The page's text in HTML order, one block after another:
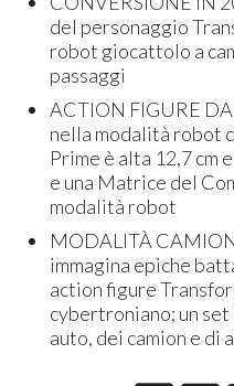
del personaggio
robot giocattolo a
passaggi
ACTION FIGURE
nella modalità robot
Prime è alta 12,7 cm
e una Matrice del
modalità robot
MODALITÀ
immagina epiche
action figure
cybertroniano; un
auto, dei camion e